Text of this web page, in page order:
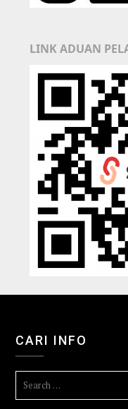
LINK ADUAN
CARI INFO